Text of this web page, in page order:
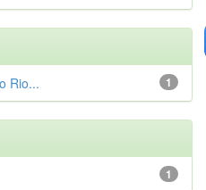
1
Rio...
1